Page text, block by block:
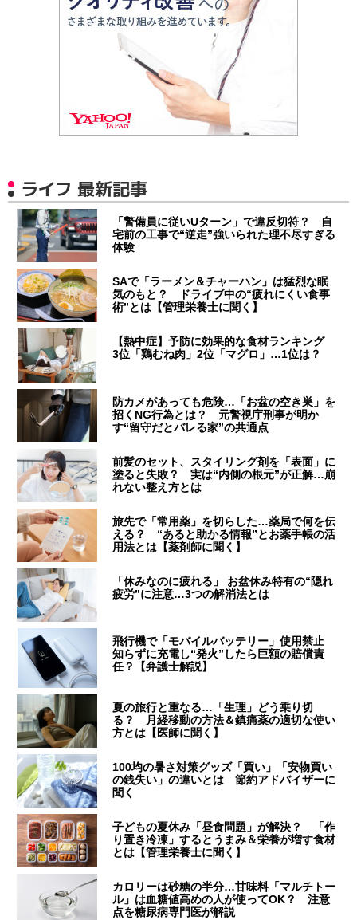
ライフ 最新記事
「警備員に従いUターン」で違反切符？ 自
宅前の工事で“逆走”強いられた理不尽すぎる
体験
SAで「ラーメン＆チャーハン」は猛烈な眠
気のもと？ ドライブ中の“疲れにくい食事
術”とは【管理栄養士に聞く】
【熱中症】予防に効果的な食材ランキング
3位「鶏むね肉」2位「マグロ」…1位は？
防カメがあっても危険…「お盆の空き巣」を
招くNG行為とは？ 元警視庁刑事が明か
す“留守だとバレる家”の共通点
前髪のセット、スタイリング剤を「表面」に
塗ると失敗？ 実は“内側の根元”が正解…崩
れない整え方とは
旅先で「常用薬」を切らした…薬局で何を伝
える？ “あると助かる情報”とお薬手帳の活
用法とは【薬剤師に聞く】
「休みなのに疲れる」 お盆休み特有の“隠れ
疲労”に注意…3つの解消法とは
飛行機で「モバイルバッテリー」使用禁止
知らずに充電し“発火”したら巨額の賠償責
任？【弁護士解説】
夏の旅行と重なる…「生理」どう乗り切
る？ 月経移動の方法＆鎮痛薬の適切な使い
方とは【医師に聞く】
100均の暑さ対策グッズ「買い」「安物買い
の銭失い」の違いとは 節約アドバイザーに
聞く
子どもの夏休み「昼食問題」が解決？ 「作
り置き冷凍」するとうまみ＆栄養が増す食材
とは【管理栄養士に聞く】
カロリーは砂糖の半分…甘味料「マルチトー
ル」は血糖値高めの人が使ってOK？ 注意
点を糖尿病専門医が解説